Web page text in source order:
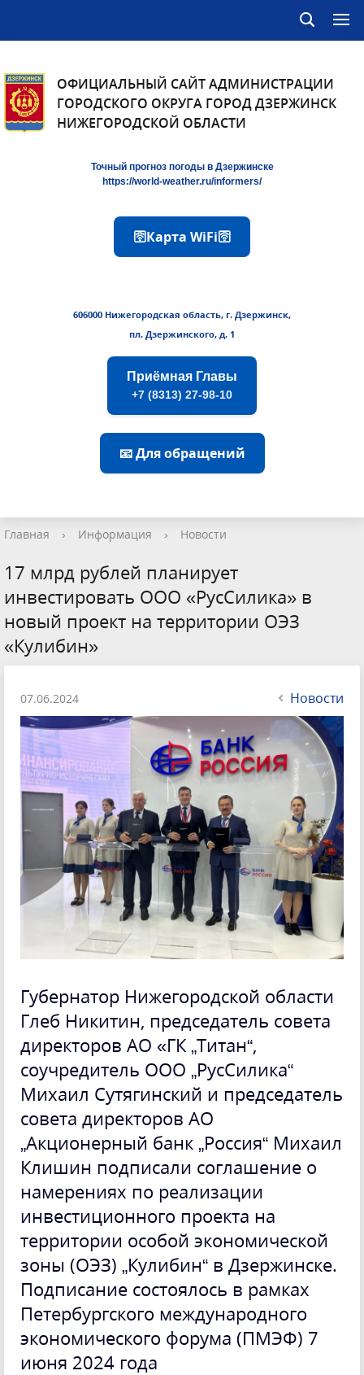
ОФИЦИАЛЬНЫЙ САЙТ АДМИНИСТРАЦИИ
ГОРОДСКОГО ОКРУГА ГОРОД ДЗЕРЖИНСК
НИЖЕГОРОДСКОЙ ОБЛАСТИ
Точный прогноз погоды в Дзержинске
https://world-weather.ru/informers/
🛜Карта WiFi🛜
606000 Нижегородская область, г. Дзержинск,
пл. Дзержинского, д. 1
Приёмная Главы
+7 (8313) 27-98-10
📧 Для обращений
Главная › Информация › Новости
17 млрд рублей планирует
инвестировать ООО «РусСилика» в
новый проект на территории ОЭЗ
«Кулибин»
07.06.2024 Новости
Губернатор Нижегородской области
Глеб Никитин, председатель совета
директоров АО «ГК „Титан“,
соучредитель ООО „РусСилика“
Михаил Сутягинский и председатель
совета директоров АО
„Акционерный банк „Россия“ Михаил
Клишин подписали соглашение о
намерениях по реализации
инвестиционного проекта на
территории особой экономической
зоны (ОЭЗ) „Кулибин“ в Дзержинске.
Подписание состоялось в рамках
Петербургского международного
экономического форума (ПМЭФ) 7
июня 2024 года